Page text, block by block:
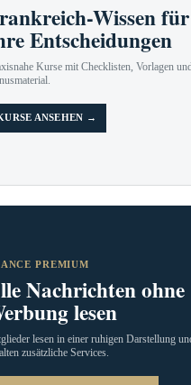
Wissen für
Entscheidungen
Kurse mit Checklisten, Vorlagen
ANSEHEN →
PREMIUM
Nachrichten ohne
lesen
lesen in einer ruhigen Darstellung
zusätzliche Services.